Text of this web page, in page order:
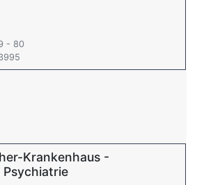
- 80
Krankenhaus -
Psychiatrie